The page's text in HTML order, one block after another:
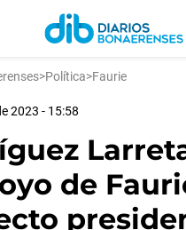
>Política>Faurie
2023 - 15:58
de